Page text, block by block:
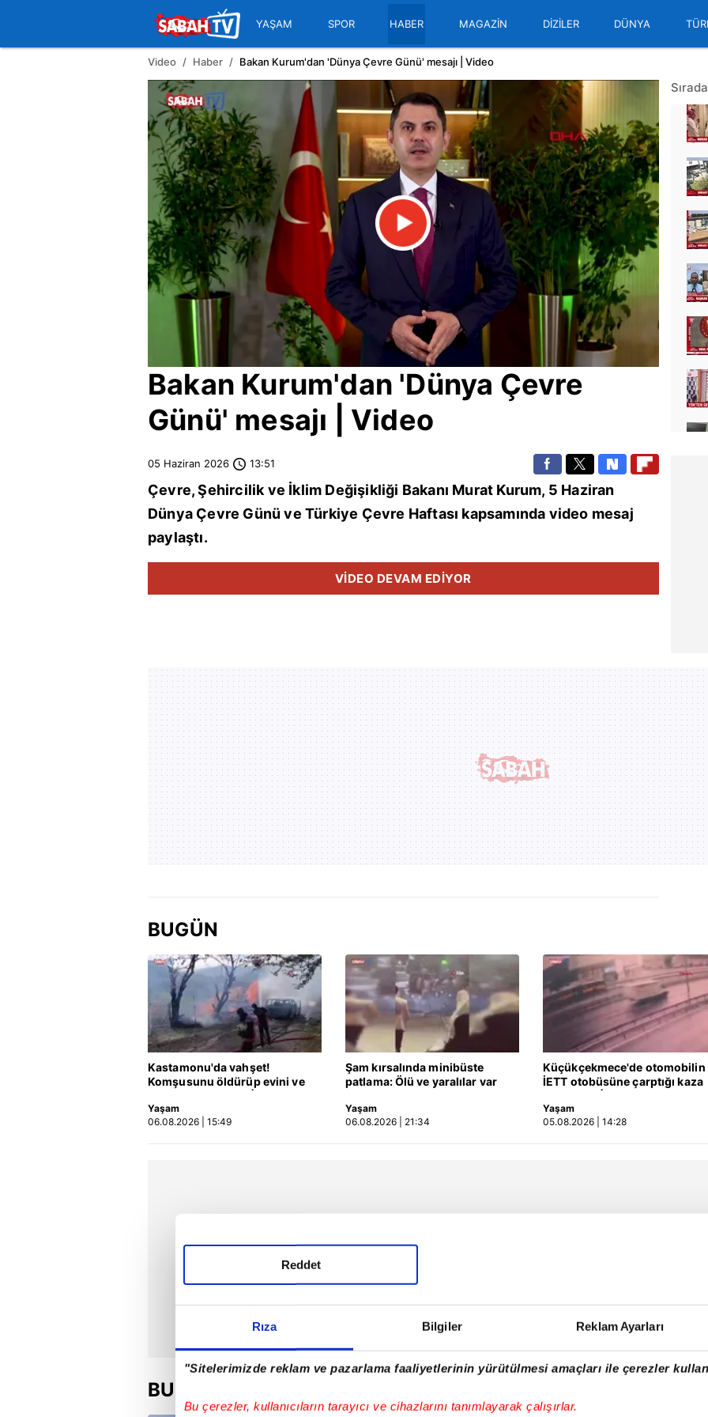
Rıza Bilgiler Reklam Ayarları
"Sitelerimizde reklam ve pazarlama faaliyetlerinin yürütülmesi amaçları ile çerezler
Bu çerezler, kullanıcıların tarayıcı ve cihazlarını tanımlayarak çalışırlar.
Reddet
YAŞAM SPOR HABER MAGAZİN DİZİLER DÜNYA
Video Haber Bakan Kurum'dan 'Dünya Çevre Günü' mesajı | Video
Bakan Kurum'dan 'Dünya Çevre
Günü' mesajı | Video
05 Haziran 2026 13:51
Çevre, Şehircilik ve İklim Değişikliği Bakanı Murat Kurum, 5 Haziran
Dünya Çevre Günü ve Türkiye Çevre Haftası kapsamında video mesaj
paylaştı.
VİDEO DEVAM EDİYOR
BUGÜN
Kastamonu'da vahşet!
Komşusunu öldürüp evini ve
Yaşam
06.08.2026 | 15:49
Şam kırsalında minibüste
patlama: Ölü ve yaralılar var
Yaşam
06.08.2026 | 21:34
Küçükçekmece'de otomobilin
İETT otobüsüne çarptığı kaza
Yaşam
05.08.2026 | 14:28
BU HAFTA